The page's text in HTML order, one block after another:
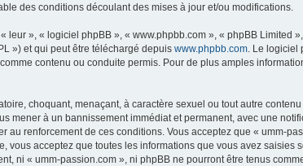
des conditions découlant des mises à jour et/ou modifications.
», « logiciel phpBB », « www.phpbb.com », « phpBB Limited
») et qui peut être téléchargé depuis www.phpbb.com . Le
contenu ou conduite permis. Pour de plus amples
choquant, menaçant, à caractère sexuel ou tout autre
mener à un bannissement immédiat et permanent, avec une
renforcement de ces conditions. Vous acceptez que « umm-
acceptez que toutes les informations que vous avez
ni « umm-passion.com », ni phpBB ne pourront être tenus